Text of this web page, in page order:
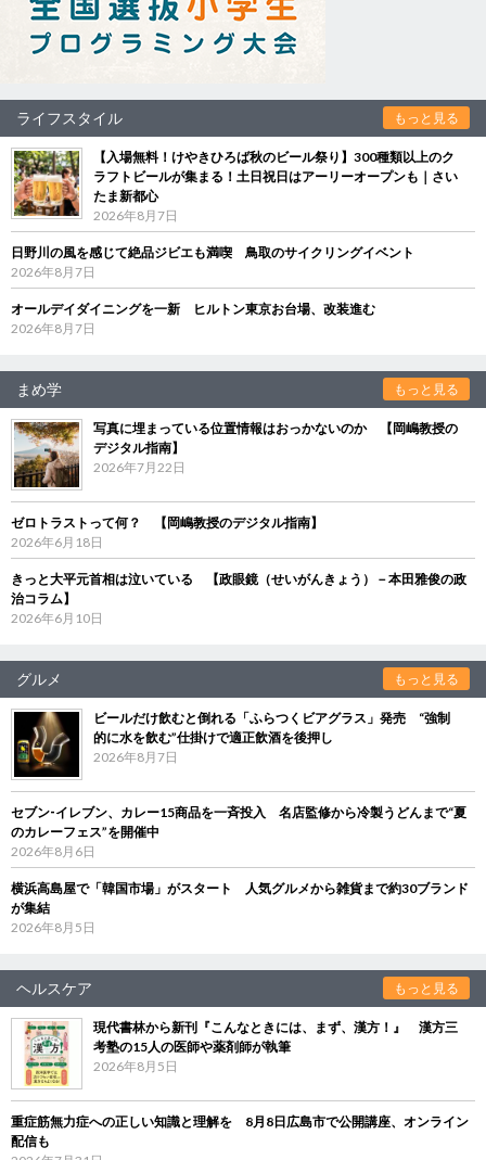
ライフスタイル もっと見る
【入場無料！けやきひろば秋のビール祭り】300種類以上のク
ラフトビールが集まる！土日祝日はアーリーオープンも｜さい
たま新都心
2026年8月7日
日野川の風を感じて絶品ジビエも満喫 鳥取のサイクリングイベント
2026年8月7日
オールデイダイニングを一新 ヒルトン東京お台場、改装進む
2026年8月7日
まめ学 もっと見る
写真に埋まっている位置情報はおっかないのか 【岡嶋教授の
デジタル指南】
2026年7月22日
ゼロトラストって何？ 【岡嶋教授のデジタル指南】
2026年6月18日
きっと大平元首相は泣いている 【政眼鏡（せいがんきょう）－本田雅俊の政
治コラム】
2026年6月10日
グルメ もっと見る
ビールだけ飲むと倒れる「ふらつくビアグラス」発売 “強制
的に水を飲む”仕掛けで適正飲酒を後押し
2026年8月7日
セブン‐イレブン、カレー15商品を一斉投入 名店監修から冷製うどんまで“夏
のカレーフェス”を開催中
2026年8月6日
横浜高島屋で「韓国市場」がスタート 人気グルメから雑貨まで約30ブランド
が集結
2026年8月5日
ヘルスケア もっと見る
現代書林から新刊『こんなときには、まず、漢方！』 漢方三
考塾の15人の医師や薬剤師が執筆
2026年8月5日
重症筋無力症への正しい知識と理解を 8月8日広島市で公開講座、オンライン
配信も